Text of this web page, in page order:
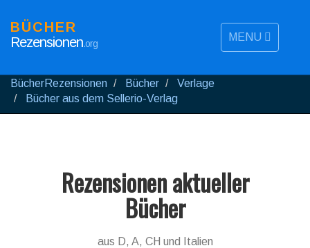
MENU
BÜCHER
Rezensionen.org
BücherRezensionen Bücher
Verlage
Bücher aus dem Sellerio-Verlag
Rezensionen aktueller
Bücher
aus D, A, CH und Italien